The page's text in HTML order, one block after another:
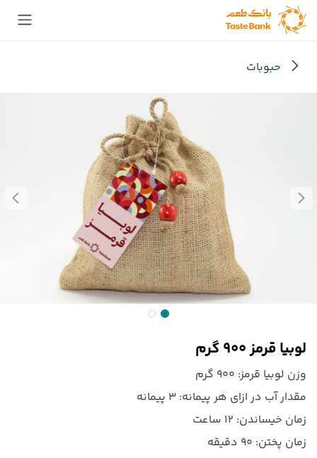
Skip to Content
حبوبات
لوبیا قرمز 900 گرم
وزن لوبیا قرمز: ۹۰۰ گرم
مقدار آب در ازای هر پیمانه: ۳ پیمانه
زمان خیساندن: ۱۲ ساعت
زمان پختن: ۹۰ دقیقه